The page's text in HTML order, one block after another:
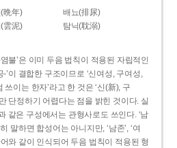
晩年)
배뇨(排尿)
雲泥) 탐닉(耽溺)
불’은 이미 두음 법칙이 적용된 자립적인
-’이 결합한 구조이므로 ‘신여성, 구여성,
쓰이는 한자’라고 한 것은 ‘신(新), 구
단정하기 어렵다는 점을 밝힌 것이다. 실
같은 구성에서는 관형사로도 쓰인다. ‘남
말하면 합성어는 아니지만, ‘남존’, ‘여
어와 같이 인식되어 두음 법칙이 적용된 형